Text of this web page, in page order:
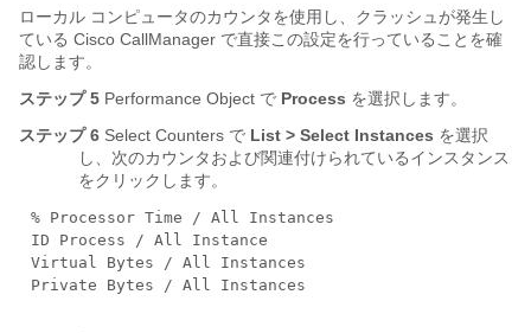
ローカル コンピュータのカウンタを使用し、クラッシュが発生し
ている Cisco CallManager で直接この設定を行っていることを確
認します。
ステップ 5 Performance Object で Process を選択します。
ステップ 6 Select Counters で List > Select Instances を選択
し、次のカウンタおよび関連付けられているインスタンス
をクリックします。
% Processor Time / All Instances
ID Process / All Instance
Virtual Bytes / All Instances
Private Bytes / All Instances